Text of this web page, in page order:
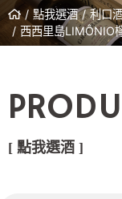
點我選酒 利口
西西里島LIMÔNIO
[ 點我選酒 ]